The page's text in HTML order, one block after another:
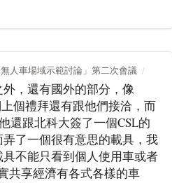
人車場域示範討論」第二次會議
，還有國外的部分，像
個禮拜還有跟他們接洽，而
還跟北科大簽了一個CSL的
了一個很有意思的載具，我
不能只看到個人使用車或者
共享經濟有各式各樣的車